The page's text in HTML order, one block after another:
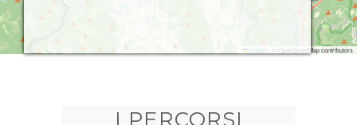
Leaflet © OpenStreetMap contributors
I PERCORSI